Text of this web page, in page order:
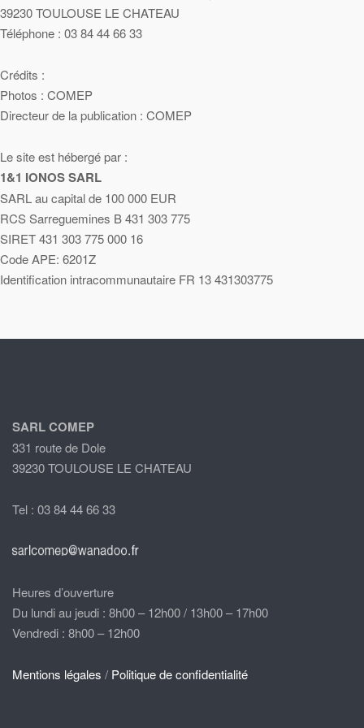
39230 TOULOUSE LE CHATEAU
Téléphone : 03 84 44 66 33
Crédits :
Photos : COMEP
Directeur de la publication : COMEP
Le site est hébergé par :
1&1 IONOS SARL
SARL au capital de 100 000 EUR
RCS Sarreguemines B 431 303 775
SIRET 431 303 775 000 16
Code APE: 6201Z
Identification intracommunautaire FR 13 431303775
SARL COMEP
331 route de Dole
39230 TOULOUSE LE CHATEAU
Tel : 03 84 44 66 33
Heures d’ouverture
Du lundi au jeudi : 8h00 – 12h00 / 13h00 – 17h00
Vendredi : 8h00 – 12h00
Mentions légales / Politique de confidentialité